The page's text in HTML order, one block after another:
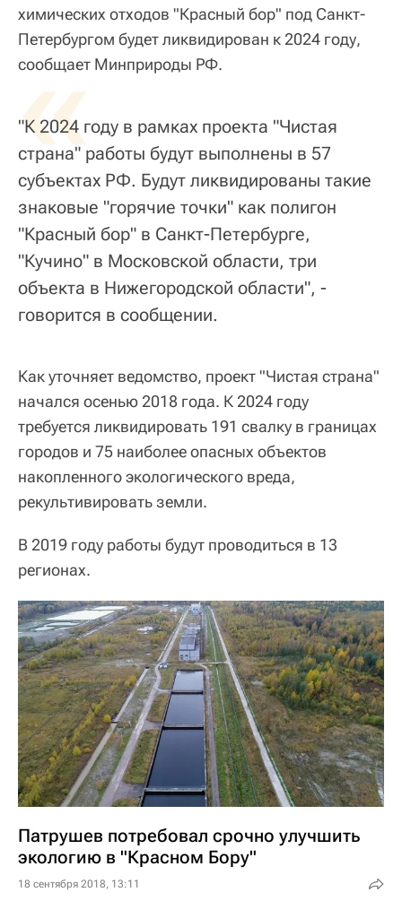
химических отходов "Красный бор" под Санкт-
Петербургом будет ликвидирован к 2024 году,
сообщает Минприроды РФ.
«
"К 2024 году в рамках проекта "Чистая
страна" работы будут выполнены в 57
субъектах РФ. Будут ликвидированы такие
знаковые "горячие точки" как полигон
"Красный бор" в Санкт-Петербурге,
"Кучино" в Московской области, три
объекта в Нижегородской области", -
говорится в сообщении.
Как уточняет ведомство, проект "Чистая страна"
начался осенью 2018 года. К 2024 году
требуется ликвидировать 191 свалку в границах
городов и 75 наиболее опасных объектов
накопленного экологического вреда,
рекультивировать земли.
В 2019 году работы будут проводиться в 13
регионах.
Патрушев потребовал срочно улучшить
экологию в "Красном Бору"
18 сентября 2018, 13:11